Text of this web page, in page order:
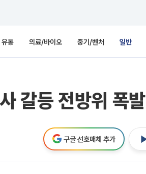
유통 의료/바이오 중기/벤처 일반
갈등 전방위 폭발
구글 선호매체 추가